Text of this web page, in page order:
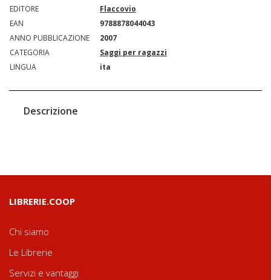
EDITORE
Flaccovio
EAN
9788878044043
ANNO PUBBLICAZIONE
2007
CATEGORIA
Saggi per ragazzi
LINGUA
ita
Descrizione
LIBRERIE.COOP
Chi siamo
Le Librerie
Servizi e vantaggi